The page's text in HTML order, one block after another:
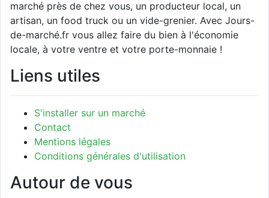
marché près de chez vous, un producteur local, un
artisan, un food truck ou un vide-grenier. Avec Jours-
de-marché.fr vous allez faire du bien à l'économie
locale, à votre ventre et votre porte-monnaie !
Liens utiles
S'installer sur un marché
Contact
Mentions légales
Conditions générales d'utilisation
Autour de vous